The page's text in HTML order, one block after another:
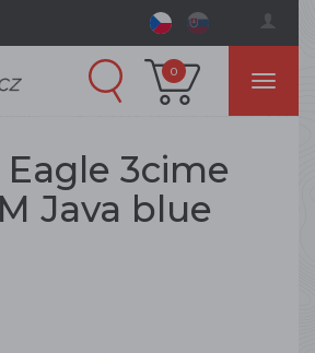
0
3cime
Java blue